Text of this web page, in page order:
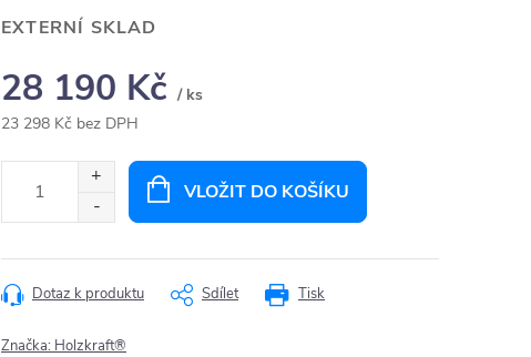
EXTERNÍ SKLAD
28 190 Kč / ks
23 298 Kč bez DPH
VLOŽIT DO KOŠÍKU
Tisk
Dotaz k produktu Sdílet
Značka: Holzkraft®